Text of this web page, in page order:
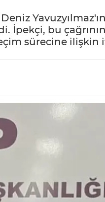
İpekçi, bu
sürecine ilişkin